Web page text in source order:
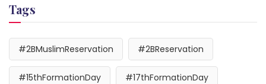
Tags
#2BMuslimReservation #2BReservation
#15thFormationDay #17thFormationDay